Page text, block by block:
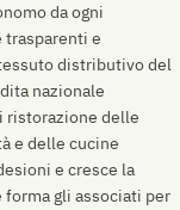
da ogni
trasparenti e
distributivo del
nazionale
ristorazione delle
e delle cucine
e cresce la
gli associati per